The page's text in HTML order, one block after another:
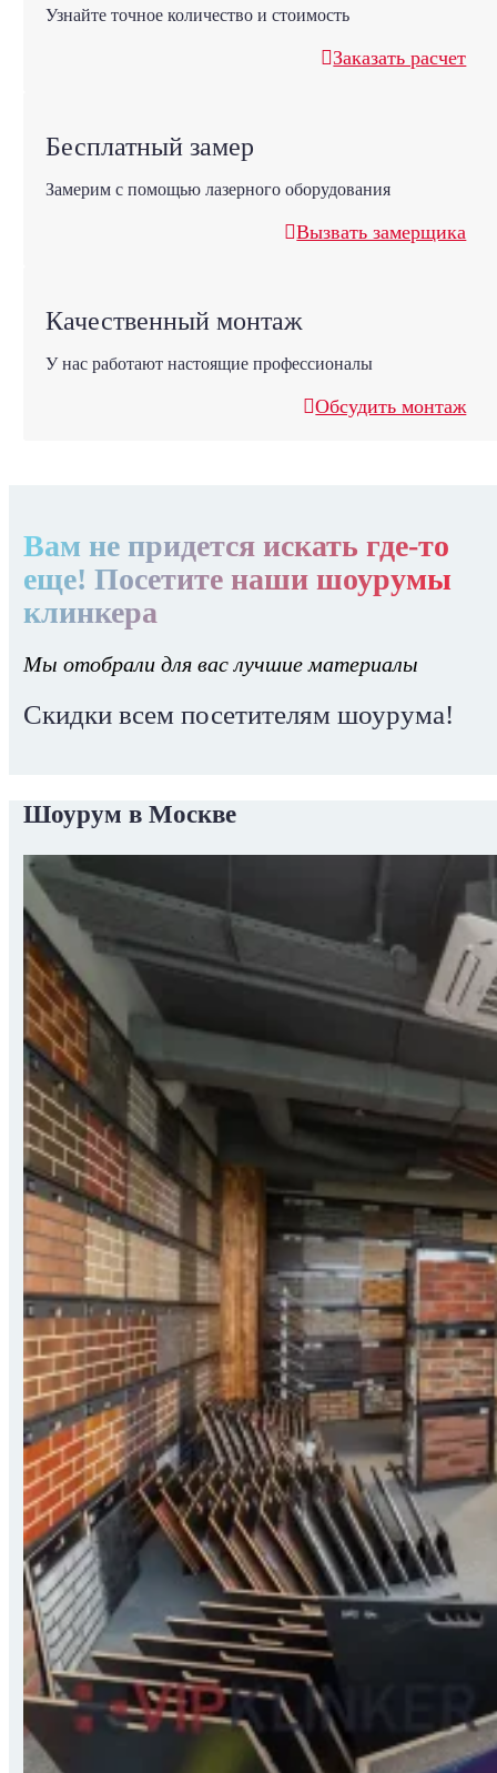
Узнайте точное количество и стоимость
Заказать расчет
Бесплатный замер
Замерим с помощью лазерного оборудования
Вызвать замерщика
Качественный монтаж
У нас работают настоящие профессионалы
Обсудить монтаж
Вам не придется искать где-то
еще! Посетите наши шоурумы
клинкера
Мы отобрали для вас лучшие материалы
Скидки всем посетителям шоурума!
Шоурум в Москве